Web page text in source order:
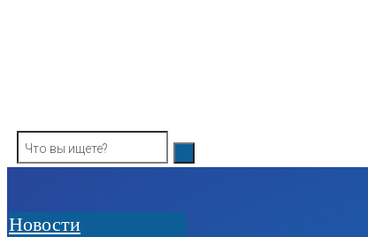
Новости